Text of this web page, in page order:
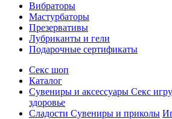
Вибраторы
Мастурбаторы
Презервативы
Лубриканты и гели
Подарочные сертификаты
Секс шоп
Каталог
Сувениры и аксессуары Секс
здоровье
Сладости Сувениры и приколы